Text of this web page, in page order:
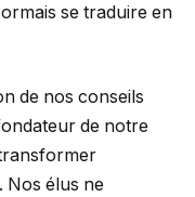
se traduire en
de nos conseils
de notre
Nos élus ne